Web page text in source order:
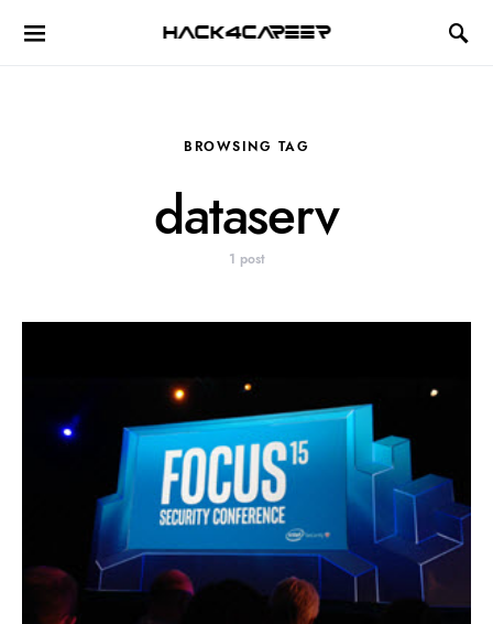
Hack4Career
BROWSING TAG
dataserv
1 post